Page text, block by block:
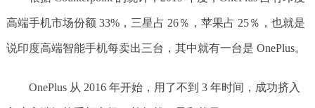
高端手机市场份额 33%，三星占 26％，苹果占 25％，也就是
说印度高端智能手机每卖出三台，其中就有一台是 OnePlus。
OnePlus 从 2016 年开始，用了不到 3 年时间，成功挤入